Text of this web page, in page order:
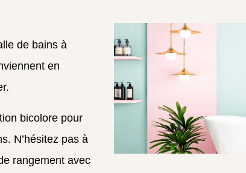
de bains à
en
bicolore pour
N’hésitez pas à
rangement avec